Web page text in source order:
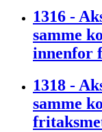
1316 -
samme
innenfor
1318 -
samme